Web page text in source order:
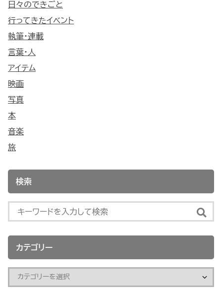
日々のできごと
行ってきたイベント
執筆・連載
言葉・人
アイテム
映画
写真
本
音楽
旅
検索
カテゴリー